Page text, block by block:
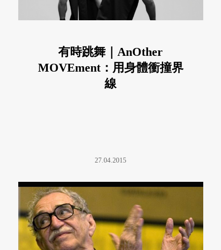
有時跳舞｜AnOther
MOVEment：用身體衝撞界
線
27.04.2015